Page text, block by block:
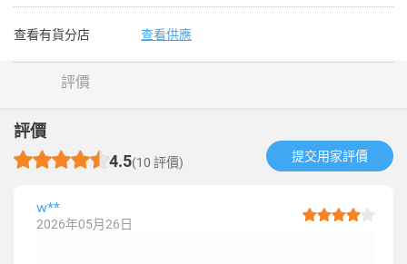
查看有貨分店 查看供應
評價
評價
4.5(10 評價) 提交用家評價​
w**
2026年05月26日